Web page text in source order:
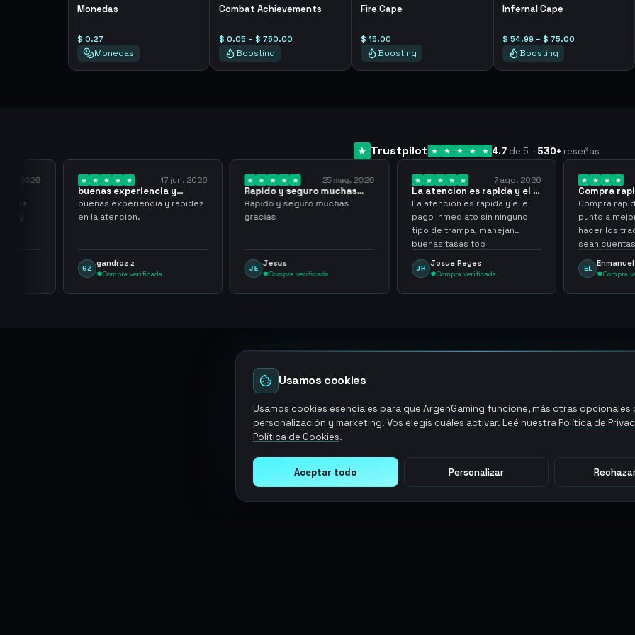
Monedas
$ 0.27
Monedas
Combat Achievements
$ 0.05 – $ 750.00
Boosting
Fire Cape
$ 15.00
Boosting
Infernal Cape
$ 54.99 – $ 75.00
Boosting
Trustpilot 4.7 de 5 · 530+ reseñas
7 ago. 2026
La atencion es rapida y el el
pago…
La atencion es rapida y el el
pago inmediato sin ninguno
JR
Josue Reyes
Compra verificada
7 ago. 2026
Compra rapida y sencilla
Compra rapida y sencilla, un
punto a mejoras seria que al
hacer los trades de objetos,
sean cuentas que sean
skilleadas, no mucho lvl, pero
tampoco una lvl 3, ya que
cuenta
EL
Enmanuel Lozano
Compra verificada
Very good
Been
now, they
usd for me
scammer,
always
MA
Martijn
Compra
jun. 2026
rapidez
25 may. 2026
Rapido y seguro muchas
gracias
Rapido y seguro muchas
gracias
JE
Jesus
Compra verificada
Usamos cookies
Usamos cookies esenciales para que ArgenGaming funcione, más otras opcionales
personalización y marketing. Vos elegís cuáles activar. Leé nuestraPolítica de
Política de Cookies.
Aceptar todo Personalizar